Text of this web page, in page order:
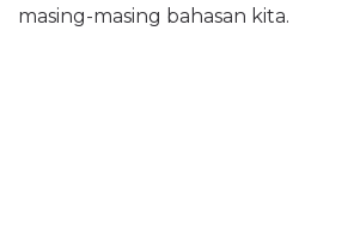
masing-masing bahasan kita.